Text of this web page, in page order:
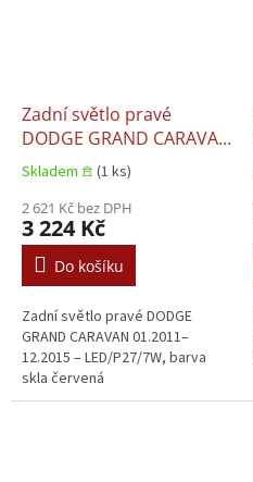
Zadní světlo pravé
DODGE GRAND CARAVAN
01.2011–12.2015
Skladem 𖠿 (1 ks)
2 621 Kč bez DPH
3 224 Kč
Do košíku
Zadní světlo pravé DODGE
GRAND CARAVAN 01.2011–
12.2015 – LED/P27/7W, barva
skla červená